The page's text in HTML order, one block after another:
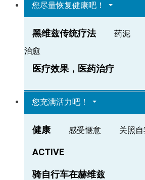
您尽量恢复健康吧！
黑维兹传统疗法 药泥
治愈
医疗效果，医药治疗
您充满活力吧！
健康 感受惬意 关照
ACTIVE
骑自行车在赫维兹